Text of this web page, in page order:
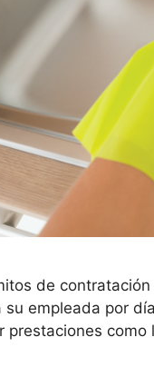
de
empleada por
prestaciones